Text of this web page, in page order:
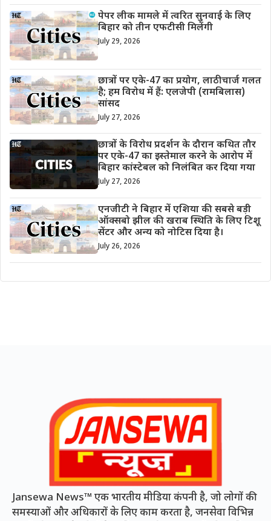
पेपर लीक मामले में त्वरित सुनवाई के लिए
बिहार को तीन एफटीसी मिलेंगी
July 29, 2026
छात्रों पर एके-47 का प्रयोग, लाठीचार्ज गलत
है; हम विरोध में हैं: एलजेपी (रामबिलास)
सांसद
July 27, 2026
छात्रों के विरोध प्रदर्शन के दौरान कथित तौर
पर एके-47 का इस्तेमाल करने के आरोप में
बिहार कांस्टेबल को निलंबित कर दिया गया
July 27, 2026
एनजीटी ने बिहार में एशिया की सबसे बड़ी
ऑक्सबो झील की खराब स्थिति के लिए टिशू
सेंटर और अन्य को नोटिस दिया है।
July 26, 2026
Jansewa News™ एक भारतीय मीडिया कंपनी है, जो लोगों की
समस्याओं और अधिकारों के लिए काम करता है, जनसेवा विभिन्न